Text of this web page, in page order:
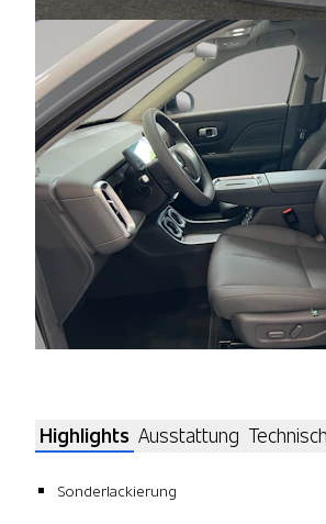
Highlights Ausstattung
Sonderlackierung